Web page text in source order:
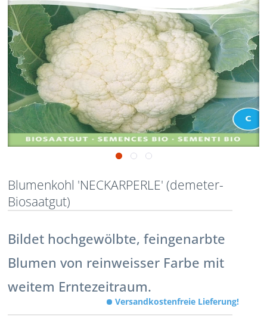
Blumenkohl 'NECKARPERLE' (demeter-
Biosaatgut)
Bildet hochgewölbte, feingenarbte
Blumen von reinweisser Farbe mit
weitem Erntezeitraum.
Versandkostenfreie Lieferung!